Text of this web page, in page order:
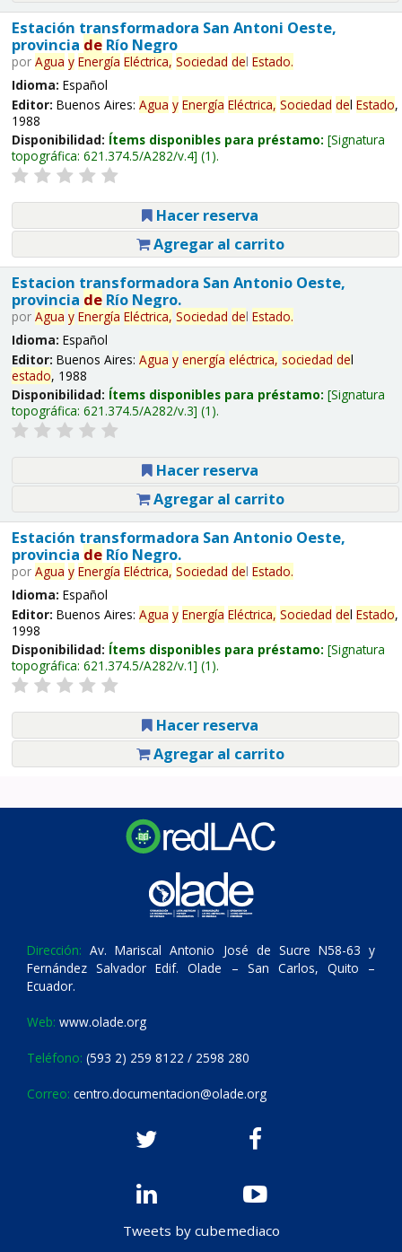
Estación transformadora San Antoni Oeste,
provincia deRío Negro
por Agua y Energía Eléctrica, Sociedad del Estado.
Idioma: Español
Editor: Buenos Aires: Agua y Energía Eléctrica, Sociedad del Estado,
1988
Disponibilidad: Ítems disponibles para préstamo: Signatura
topográfica: 621.374.5/A282/v.4 (1).
Hacer reserva
Agregar al carrito
Estacion transformadora San Antonio Oeste,
provincia deRío Negro.
por Agua y Energía Eléctrica, Sociedad del Estado.
Idioma: Español
Editor: Buenos Aires: Agua y energía eléctrica, sociedad del
estado, 1988
Disponibilidad: Ítems disponibles para préstamo: Signatura
topográfica: 621.374.5/A282/v.3 (1).
Hacer reserva
Agregar al carrito
Estación transformadora San Antonio Oeste,
provincia deRío Negro.
por Agua y Energía Eléctrica, Sociedad del Estado.
Idioma: Español
Editor: Buenos Aires: Agua y Energía Eléctrica, Sociedad del Estado,
1998
Disponibilidad: Ítems disponibles para préstamo: Signatura
topográfica: 621.374.5/A282/v.1 (1).
Hacer reserva
Agregar al carrito
Dirección: Av. Mariscal Antonio José de Sucre N58-63 y
Fernández Salvador Edif. Olade – San Carlos, Quito –
Ecuador.
Web: www.olade.org
Teléfono: (593 2) 259 8122 / 2598 280
Correo: centro.documentacion@olade.org
Tweets by cubemediaco